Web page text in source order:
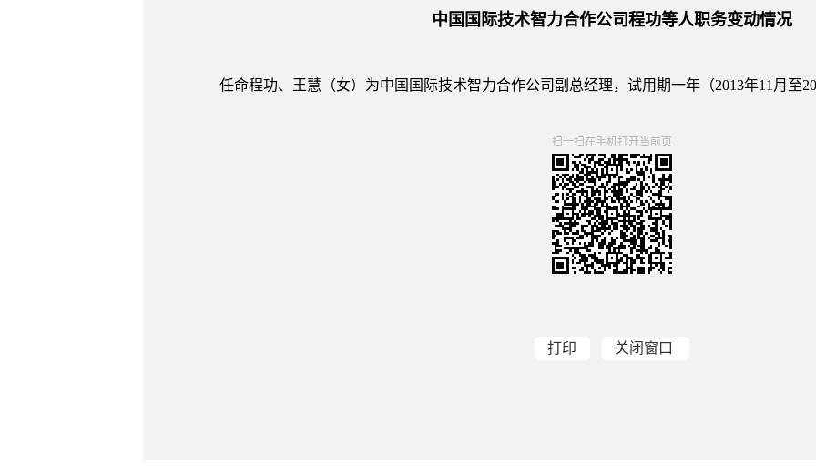
中国国际技术智力合作公司程功等人职务变动情况
任命程功、王慧（女）为中国国际技术智力合作公司副总经理，试用期一年（2013年11月至
扫一扫在手机打开当前页
打印 关闭窗口